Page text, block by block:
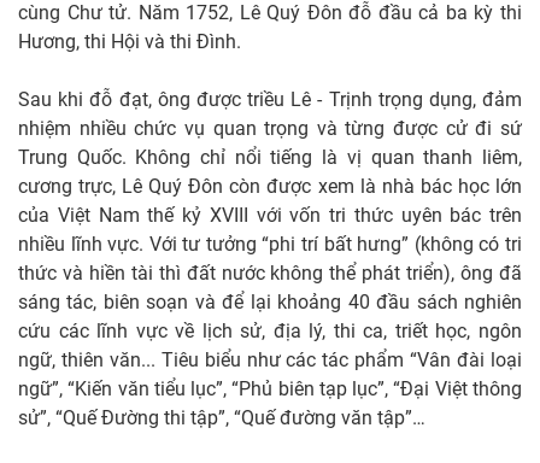
cùng Chư tử. Năm 1752, Lê Quý Đôn đỗ đầu cả ba kỳ thi
Hương, thi Hội và thi Đình.
Sau khi đỗ đạt, ông được triều Lê - Trịnh trọng dụng, đảm
nhiệm nhiều chức vụ quan trọng và từng được cử đi sứ
Trung Quốc. Không chỉ nổi tiếng là vị quan thanh liêm,
cương trực, Lê Quý Đôn còn được xem là nhà bác học lớn
của Việt Nam thế kỷ XVIII với vốn tri thức uyên bác trên
nhiều lĩnh vực. Với tư tưởng “phi trí bất hưng” (không có tri
thức và hiền tài thì đất nước không thể phát triển), ông đã
sáng tác, biên soạn và để lại khoảng 40 đầu sách nghiên
cứu các lĩnh vực về lịch sử, địa lý, thi ca, triết học, ngôn
ngữ, thiên văn... Tiêu biểu như các tác phẩm “Vân đài loại
ngữ”, “Kiến văn tiểu lục”, “Phủ biên tạp lục”, “Đại Việt thông
sử”, “Quế Đường thi tập”, “Quế đường văn tập”…